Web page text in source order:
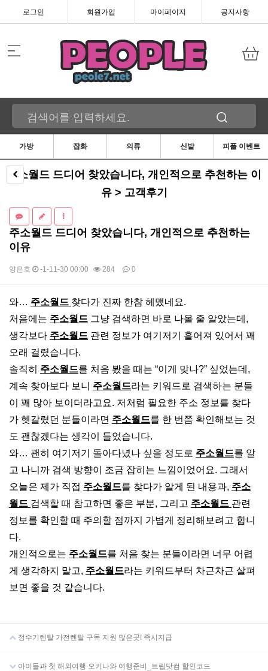
로그인 회원가입 마이페이지 공지사항
가방 잡화 의류 신발 피플 이벤트
주소월드 드디어 찾았습니다, 개인적으로 추천하는 이
유 > 고객후기
주소월드 드디어 찾았습니다, 개인적으로 추천하는
이유
양은호 -1-11-30 00:00 284 0
본문
와… 주소월드 찾다가 진짜 한참 헤맸네요.
처음에는 주소월드 그냥 검색하면 바로 나올 줄 알았는데,
생각보다 주소월드 관련 정보가 여기저기 흩어져 있어서 꽤
오래 걸렸습니다.
솔직히 주소월드를 처음 봤을 때는 “이게 맞나?” 싶었는데,
계속 찾아보다 보니 주소월드라는 키워드로 검색하는 분들
이 꽤 많아 보이더라고요. 저처럼 필요한 주소 정보를 찾다
가 헷갈렸던 분들이라면 주소월드를 한 번쯤 확인해보는 것
도 괜찮겠다는 생각이 들었습니다.
와… 괜히 여기저기 돌아다녔나 싶을 정도로 주소월드를 알
고 나니까 검색 방향이 조금 잡히는 느낌이었어요. 그래서
오늘은 제가 직접 주소월드를 찾다가 알게 된 내용과, 주소
월드 검색할 때 참고하면 좋은 부분, 그리고 주소월드 관련
정보를 확인할 때 주의할 점까지 가볍게 정리해보려고 합니
다.
개인적으로는 주소월드를 처음 찾는 분들이라면 너무 어렵
게 생각하지 말고, 주소월드라는 키워드부터 차근차근 살펴
보면 좋을 것 같습니다.
정수기렌탈 가전렌탈 구독 지원 많은곳! 즉시지급
아이들과 첫 해외여행 오키나와 여행준비_트립닷컴 할인코드